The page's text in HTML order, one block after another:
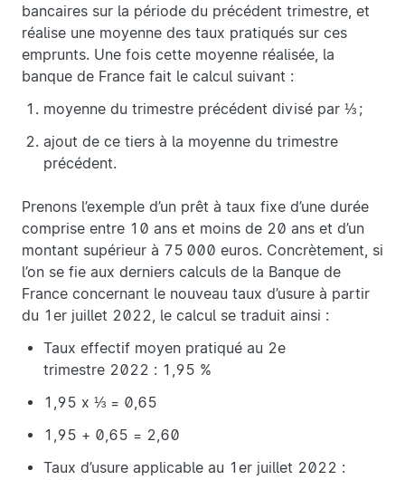
bancaires sur la période du précédent trimestre, et
réalise une moyenne des taux pratiqués sur ces
emprunts. Une fois cette moyenne réalisée, la
banque de France fait le calcul suivant :
moyenne du trimestre précédent divisé par ⅓ ;
ajout de ce tiers à la moyenne du trimestre
précédent.
Prenons l’exemple d’un prêt à taux fixe d’une durée
comprise entre 10 ans et moins de 20 ans et d’un
montant supérieur à 75 000 euros. Concrètement, si
l’on se fie aux derniers calculs de la Banque de
France concernant le nouveau taux d’usure à partir
du 1er juillet 2022, le calcul se traduit ainsi :
Taux effectif moyen pratiqué au 2e
trimestre 2022 : 1,95 %
1,95 x ⅓ = 0,65
1,95 + 0,65 = 2,60
Taux d’usure applicable au 1er juillet 2022 :